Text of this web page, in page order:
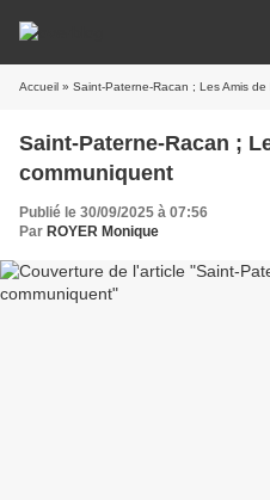
Accueil » Saint-Paterne-Racan ; Les Amis
Saint-Paterne-Racan ;
communiquent
Publié le 30/09/2025 à 07:56
Par ROYER Monique